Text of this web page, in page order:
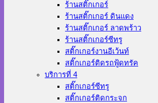
ร้านสติ๊กเกอร์
ร้านสติ๊กเกอร์ ดินแดง
ร้านสติ๊กเกอร์ ลาดพร้าว
ร้านสติ๊กเกอร์ซีทรู
สติ๊กเกอร์งานอีเว้นท์
สติ๊กเกอร์ติดรถฟู้ดทรัค
บริการที่ 4
สติ๊กเกอร์ซีทรู
สติ๊กเกอร์ติดกระจก